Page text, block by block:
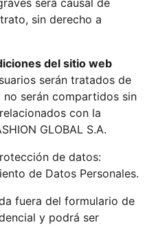
sin derecho a
del sitio web
serán tratados de
serán compartidos sin
con la
GLOBAL S.A.
de datos:
de Datos Personales.
fuera del formulario de
y podrá ser